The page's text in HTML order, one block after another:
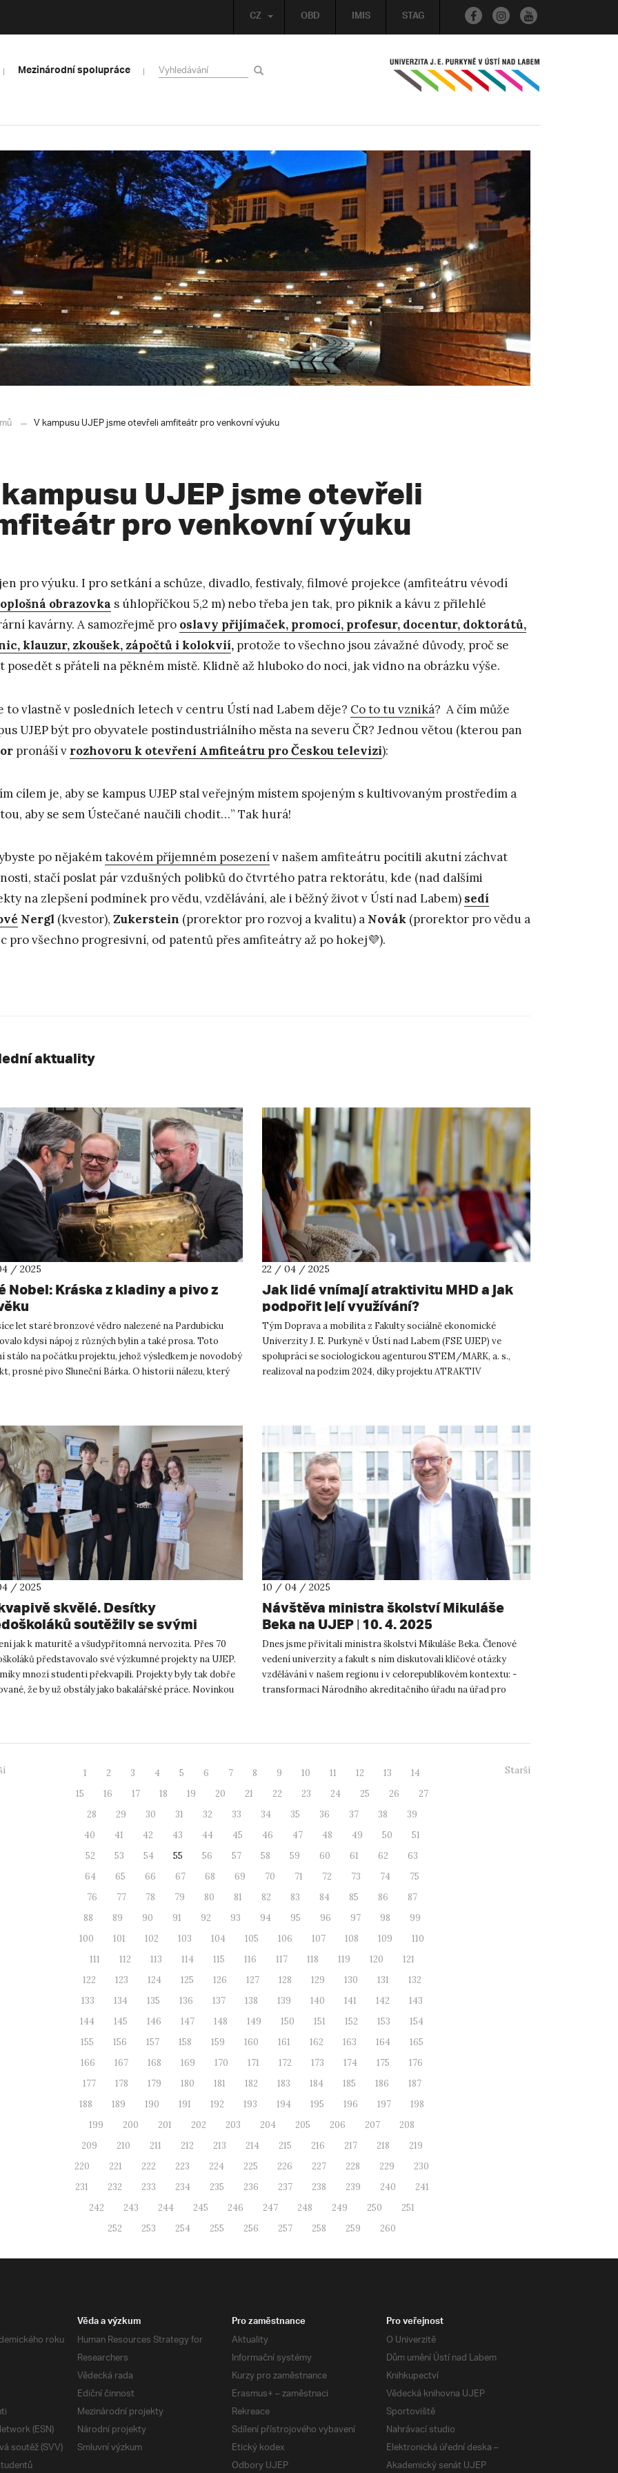
OBD IMIS STAG
CZ
Mezinárodní spolupráce
V kampusu UJEP jsme otevřeli amfiteátr pro venkovní výuku
UJEP jsme otevřeli
pro venkovní výuku
pro výuku. I pro setkání a schůze, divadlo, festivaly, filmové projekce (amfiteátru vévodí
obrazovka s úhlopříčkou 5,2 m) nebo třeba jen tak, pro piknik a kávu z přilehlé
kavárny. A samozřejmě pro oslavy přijímaček, promocí, profesur, docentur, doktorátů,
klauzur, zkoušek, zápočtů i kolokvií, protože to všechno jsou závažné důvody, proč se
posedět s přáteli na pěkném místě. Klidně až hluboko do noci, jak vidno na obrázku výše.
to vlastně v posledních letech v centru Ústí nad Labem děje? Co to tu vzniká? A čím může
UJEP být pro obyvatele postindustriálního města na severu ČR? Jednou větou (kterou pan
pronáší v rozhovoru k otevření Amfiteátru pro Českou televizi):
cílem je, aby se kampus UJEP stal veřejným místem spojeným s kultivovaným prostředím a
aby se sem Ústečané naučili chodit…” Tak hurá!
po nějakémtakovém příjemném posezenív našem amfiteátru pocítili akutní záchvat
stačí poslat pár vzdušných polibků do čtvrtého patra rektorátu, kde (nad dalšími
na zlepšení podmínek pro vědu, vzdělávání, ale i běžný život v Ústí nad Labem) sedí
Nergl (kvestor), Zukerstein (prorektor pro rozvoj a kvalitu) a Novák (prorektor pro vědu a
pro všechno progresivní, od patentů přes amfiteátry až po hokej💜).
aktuality
/ 2025
Nobel: Kráska z kladiny a pivo z
let staré bronzové vědro nalezené na Pardubicku
kdysi nápoj z různých bylin a také prosa. Toto
stálo na počátku projektu, jehož výsledkem je novodobý
prosné pivo Sluneční Bárka. O historii nálezu, který
22 / 04 / 2025
Jak lidé vnímají atraktivitu MHD a jak
podpořit její využívání?
Tým Doprava a mobilita z Fakulty sociálně ekonomické
Univerzity J. E. Purkyně v Ústí nad Labem (FSE UJEP) ve
spolupráci se sociologickou agenturou STEM/MARK, a. s.,
realizoval na podzim 2024, díky projektu ATRAKTIV
/ 2025
skvělé. Desítky
soutěžily se svými
o ceny
jak k maturitě a všudypřítomná nervozita. Přes 70
představovalo své výzkumné projekty na UJEP.
mnozí studenti překvapili. Projekty byly tak dobře
že by už obstály jako bakalářské práce. Novinkou
10 / 04 / 2025
Návštěva ministra školství Mikuláše
Beka na UJEP | 10. 4. 2025
Dnes jsme přivítali ministra školství Mikuláše Beka. Členové
vedení univerzity a fakult s ním diskutovali klíčové otázky
vzdělávání v našem regionu i v celorepublikovém kontextu: -
transformaci Národního akreditačního úřadu na úřad pro
1 2 3 4 5 6 7 8 9 10 11 12 13
14
15
16 17 18 19 20 21 22 23 24 25 26
27
28
29 30 31 32 33 34 35 36 37 38
39
40
41 42 43 44 45 46 47 48 49 50
51
52
53 54 55 56 57 58 59 60 61 62
63
64
65 66 67 68 69 70 71 72 73 74
75
76
77 78 79 80 81 82 83 84 85 86
87
88
89 90 91 92 93 94 95 96 97 98
99
100
101 102 103 104 105 106 107 108 109
110
111
112 113 114 115 116 117 118 119 120
121
122
123 124 125 126 127 128 129 130 131
132
133
134 135 136 137 138 139 140 141 142
143
144
145 146 147 148 149 150 151 152 153
154
155
156 157 158 159 160 161 162 163 164
165
166
167 168 169 170 171 172 173 174 175
176
177
178 179 180 181 182 183 184 185 186
187
188
189 190 191 192 193 194 195 196 197
198
199
200 201 202 203 204 205 206 207
208
209
210 211 212 213 214 215 216 217 218
219
220
221 222 223 224 225 226 227 228 229
230
231
232 233 234 235 236 237 238 239 240
241
242
243 244 245 246 247 248 249 250
251
252
253 254 255 256 257 258 259 260
Starší
roku
(ESN)
soutěž (SVV)
Věda a výzkum
Human Resources Strategy for
Researchers
Vědecká rada
Ediční činnost
Mezinárodní projekty
Národní projekty
Smluvní výzkum
Pro zaměstnance
Aktuality
Informační systémy
Kurzy pro zaměstnance
Erasmus+ – zaměstnaci
Rekreace
Sdílení přístrojového vybavení
Etický kodex
Odbory UJEP
Pro veřejnost
O Univerzitě
Dům umění Ústí nad Labem
Knihkupectví
Vědecká knihovna UJEP
Sportoviště
Nahrávací studio
Elektronická úřední deska –
Akademický senát UJEP